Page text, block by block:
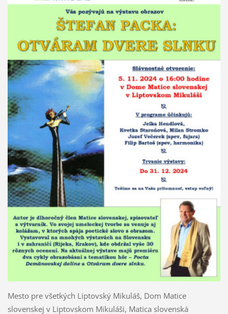
Mesto pre všetkých Liptovský Mikuláš, Dom Matice
slovenskej v Liptovskom Mikuláši, Matica slovenská